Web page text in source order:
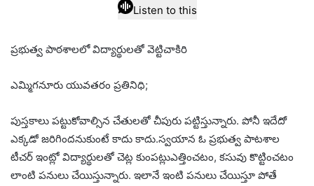
Listen to this
ప్రభుత్వ పాఠశాలలో విద్యార్థులతో వెట్టిచాకిరి
ఎమ్మిగనూరు యువతరం ప్రతినిధి;
పుస్తకాలు పట్టుకోవాల్సిన చేతులతో చీపురు పట్టిస్తున్నారు. పోనీ ఇదేదో
ఎక్కడో జరిగిందనుకుంటే కాదు కాదు.స్వయాన ఓ ప్రభుత్వ పాటశాల
టీచర్ ఇంట్లో విద్యార్థులతో చెట్ల కుంపట్లుఎత్తించటం, కసువు కొట్టించటం
లాంటి పనులు చేయిస్తున్నారు. ఇలానే ఇంటి పనులు చేయిస్తూ పోతే